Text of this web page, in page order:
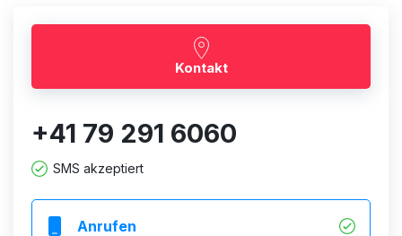
Kontakt
+41 79 291 6060
SMS akzeptiert
Anrufen